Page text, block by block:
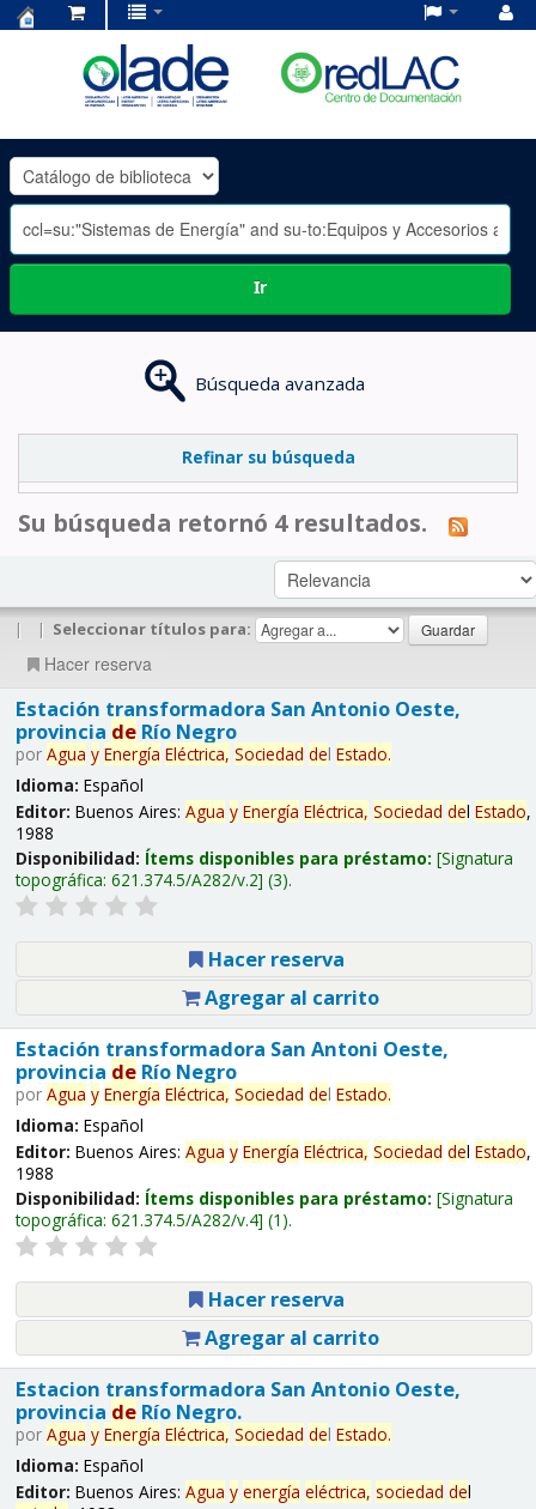
OLADE
-
Ir
Búsqueda avanzada
Refinar su búsqueda
Su búsqueda retornó 4 resultados.
| | Seleccionar títulos para:
Hacer reserva
Estación transformadora San Antonio Oeste,
provincia deRío Negro
por Agua y Energía Eléctrica, Sociedad del Estado.
Idioma: Español
Editor: Buenos Aires: Agua y Energía Eléctrica, Sociedad del Estado,
1988
Disponibilidad: Ítems disponibles para préstamo: Signatura
topográfica: 621.374.5/A282/v.2 (3).
Hacer reserva
Agregar al carrito
Estación transformadora San Antoni Oeste,
provincia deRío Negro
por Agua y Energía Eléctrica, Sociedad del Estado.
Idioma: Español
Editor: Buenos Aires: Agua y Energía Eléctrica, Sociedad del Estado,
1988
Disponibilidad: Ítems disponibles para préstamo: Signatura
topográfica: 621.374.5/A282/v.4 (1).
Hacer reserva
Agregar al carrito
Estacion transformadora San Antonio Oeste,
provincia deRío Negro.
por Agua y Energía Eléctrica, Sociedad del Estado.
Idioma: Español
Editor: Buenos Aires: Agua y energía eléctrica, sociedad del